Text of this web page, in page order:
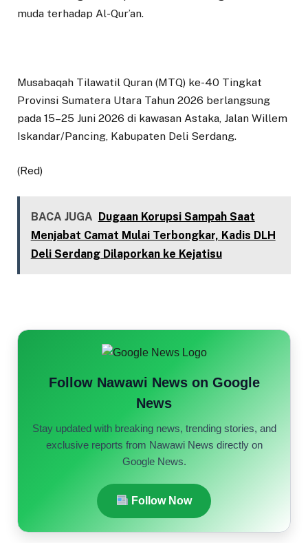
muda terhadap Al-Qur’an.
Musabaqah Tilawatil Quran (MTQ) ke-40 Tingkat
Provinsi Sumatera Utara Tahun 2026 berlangsung
pada 15–25 Juni 2026 di kawasan Astaka, Jalan Willem
Iskandar/Pancing, Kabupaten Deli Serdang.
(Red)
BACA JUGA Dugaan Korupsi Sampah Saat
Menjabat Camat Mulai Terbongkar, Kadis DLH
Deli Serdang Dilaporkan ke Kejatisu
Follow Nawawi News on Google
News
Stay updated with breaking news, trending stories, and
exclusive reports from Nawawi News directly on
Google News.
Follow Now